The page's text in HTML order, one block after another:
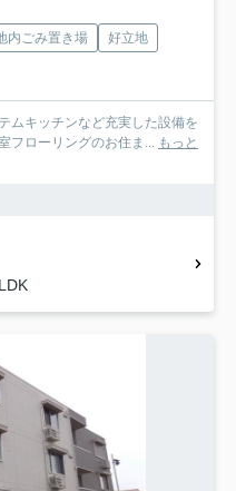
内ごみ置き場
好立地
ムキッチンなど充実した設備を
フローリングのお住ま... もっと